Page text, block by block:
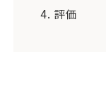
4. 評価